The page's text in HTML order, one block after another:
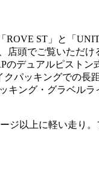
ST」と「
頭でご覧いただけ
デュアルピストン
クパッキングでの長
キング・グラベル
ジ以上に軽い走り